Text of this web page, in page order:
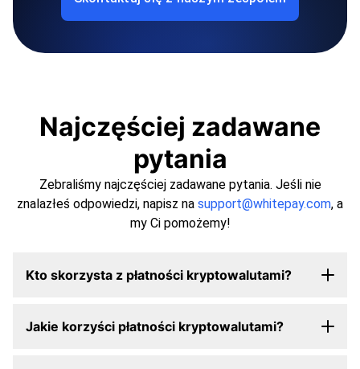
Najczęściej zadawane
pytania
Zebraliśmy najczęściej zadawane pytania. Jeśli nie
znalazłeś odpowiedzi, napisz na support@whitepay.com, a
my Ci pomożemy!
Kto skorzysta z płatności kryptowalutami?
Jakie korzyści płatności kryptowalutami?